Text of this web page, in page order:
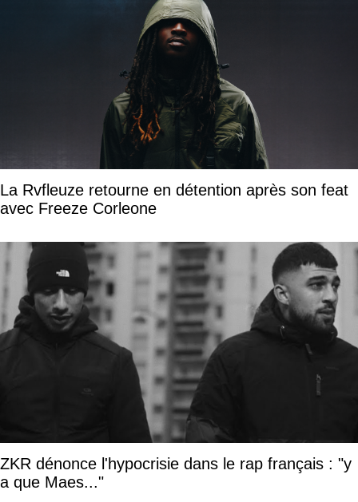
La Rvfleuze retourne en détention après son feat
avec Freeze Corleone
ZKR dénonce l'hypocrisie dans le rap français : "y
a que Maes..."